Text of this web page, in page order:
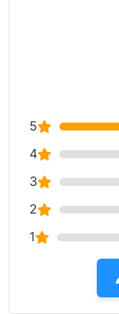
5
4
3
2
1